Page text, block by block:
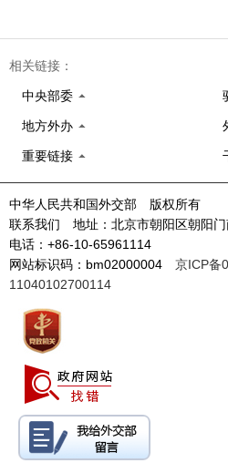
相关链接：
中央部委
地方外办
重要链接
中华人民共和国外交部 版权所有
联系我们 地址：北京市朝阳区朝阳
电话：+86-10-65961114
网站标识码：bm02000004 京ICP备
11040102700114